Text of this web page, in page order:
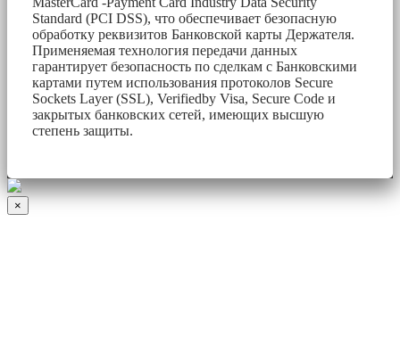
Standard (PCI DSS), что обеспечивает безопасную
обработку реквизитов Банковской карты Держателя.
Применяемая технология передачи данных
гарантирует безопасность по сделкам с Банковскими
картами путем использования протоколов Secure
Sockets Layer (SSL), Verifiedby Visa, Secure Code и
закрытых банковских сетей, имеющих высшую
степень защиты.
×